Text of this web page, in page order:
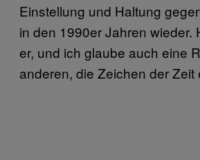
Einstellung und Haltung
in den 1990er Jahren wieder.
er, und ich glaube auch eine
anderen, die Zeichen der Zeit